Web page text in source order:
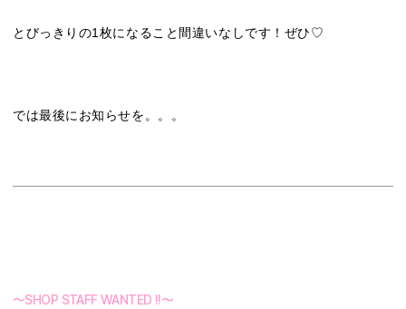
とびっきりの1枚になること間違いなしです！ぜひ♡
では最後にお知らせを。。。
〜SHOP STAFF WANTED !!〜